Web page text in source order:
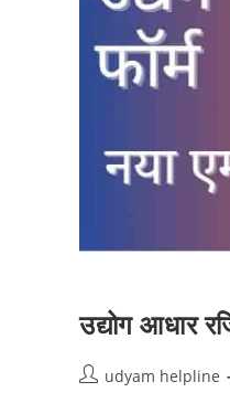
उद्योग आधार
Postudyam helpline